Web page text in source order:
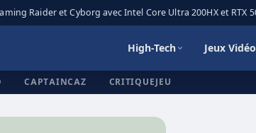
Raider et Cyborg avec Intel Core Ultra 200HX et RTX 50
High-Tech Jeux Vidéo
CAPTAINCAZ CRITIQUEJEU